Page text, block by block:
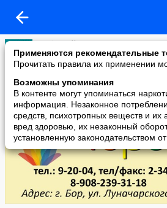
Применяются рекомендательные
Прочитать правила их применении
Возможны упоминания
В контенте могут упоминаться
информация. Незаконное
средств, психотропных веществ и их
вред здоровью, их незаконный
установленную законодательством
Любимый Город
added a photo
10 Aug в 11:02